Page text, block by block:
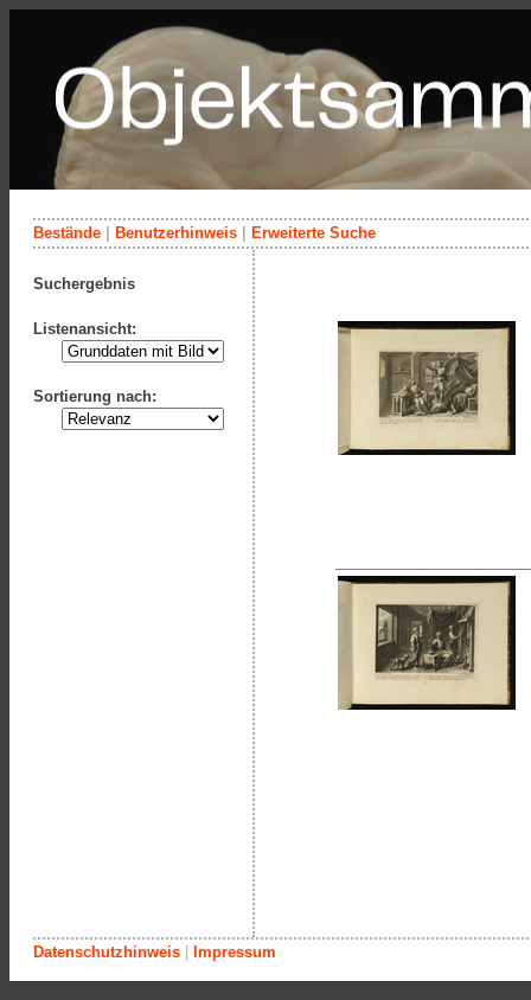
Bestände Benutzerhinweis Erweiterte Suche
Suchergebnis
Listenansicht:
Sortierung nach:
Datenschutzhinweis Impressum